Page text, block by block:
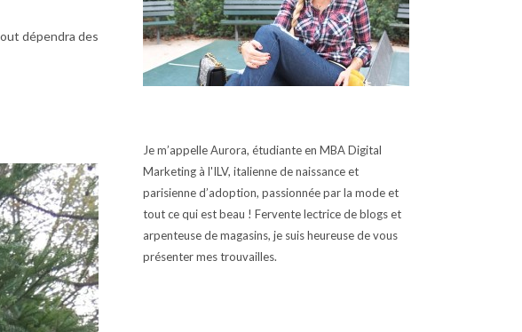
dépendra des
Je m’appelle Aurora, étudiante en MBA Digital
Marketing à l'ILV, italienne de naissance et
parisienne d’adoption, passionnée par la mode et
tout ce qui est beau ! Fervente lectrice de blogs et
arpenteuse de magasins, je suis heureuse de vous
présenter mes trouvailles.